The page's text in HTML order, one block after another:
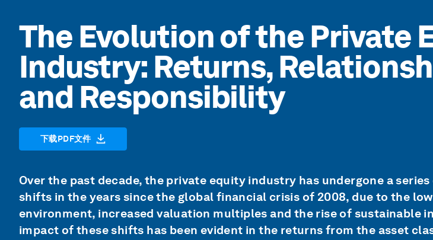
The Evolution of the Private
Industry: Returns,
and Responsibility
下载PDF文件
Over the past decade, the private equity industry has undergone a
shifts in the years since the global financial crisis of 2008, due to the
environment, increased valuation multiples and the rise of sustainable
impact of these shifts has been evident in the returns from the asset